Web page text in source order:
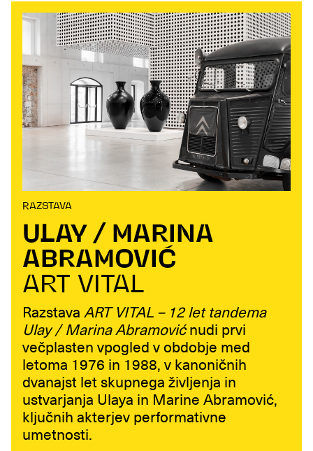
RAZSTAVA
ULAY / MARINA
ABRAMOVIĆ
ART VITAL
Razstava ART VITAL – 12 let tandema
Ulay / Marina Abramovićnudi prvi
večplasten vpogled v obdobje med
letoma 1976 in 1988, v kanoničnih
dvanajst let skupnega življenja in
ustvarjanja Ulaya in Marine Abramović,
ključnih akterjev performativne
umetnosti.